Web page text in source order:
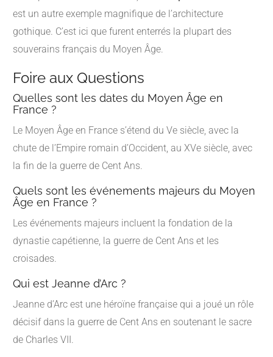
est un autre exemple magnifique de l’architecture
gothique. C’est ici que furent enterrés la plupart des
souverains français du Moyen Âge.
Foire aux Questions
Quelles sont les dates du Moyen Âge en
France ?
Le Moyen Âge en France s’étend du Ve siècle, avec la
chute de l’Empire romain d’Occident, au XVe siècle, avec
la fin de la guerre de Cent Ans.
Quels sont les événements majeurs du Moyen
Âge en France ?
Les événements majeurs incluent la fondation de la
dynastie capétienne, la guerre de Cent Ans et les
croisades.
Qui est Jeanne d’Arc ?
Jeanne d’Arc est une héroïne française qui a joué un rôle
décisif dans la guerre de Cent Ans en soutenant le sacre
de Charles VII.